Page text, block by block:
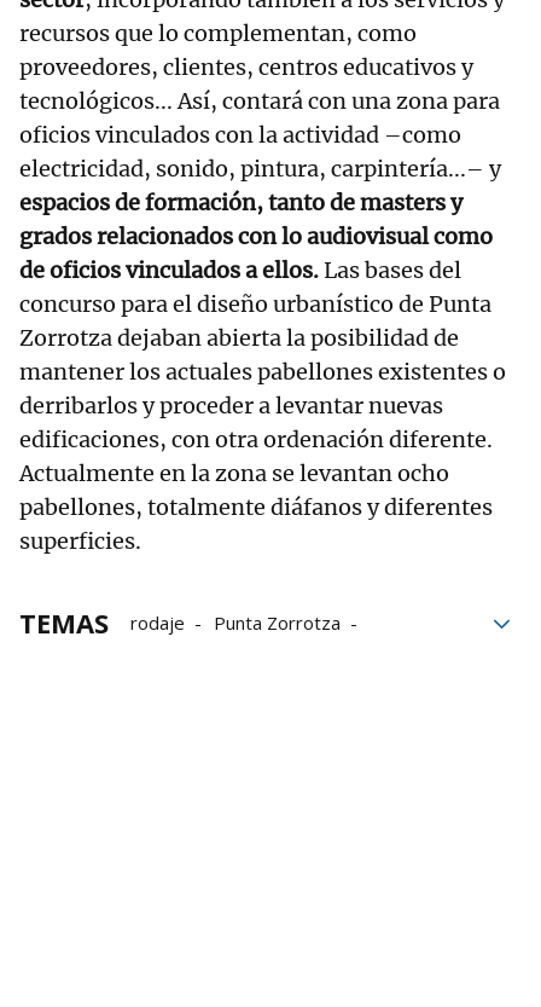
recursos que lo complementan, como
proveedores, clientes, centros educativos y
tecnológicos... Así, contará con una zona para
oficios vinculados con la actividad –como
electricidad, sonido, pintura, carpintería...– y
espacios de formación, tanto de masters y
grados relacionados con lo audiovisual como
de oficios vinculados a ellos.Las bases del
concurso para el diseño urbanístico de Punta
Zorrotza dejaban abierta la posibilidad de
mantener los actuales pabellones existentes o
derribarlos y proceder a levantar nuevas
edificaciones, con otra ordenación diferente.
Actualmente en la zona se levantan ocho
pabellones, totalmente diáfanos y diferentes
superficies.
TEMAS rodaje
Punta Zorrotza